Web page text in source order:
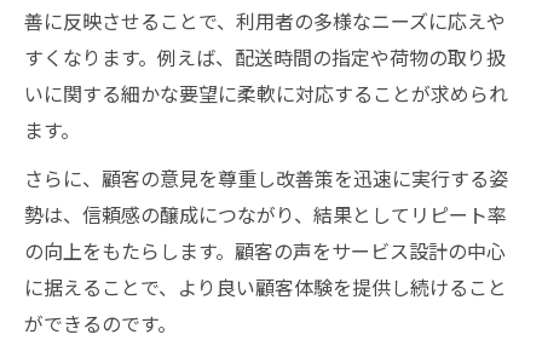
軽貨物業界で顧客満足度を高める方法
軽貨物業界で顧客満足度を高める実践術
顧客満足度向上へ軽貨物現場の取り組み
軽貨物業界の満足度向上に役立つ工夫点
リピーター獲得につながる軽貨物の工夫
行動で伝える軽貨物ドライバーの真心
軽貨物ドライバーが実践する真心対応術
善に反映させることで、利用者の多様なニーズに応えや
すくなります。例えば、配送時間の指定や荷物の取り扱
いに関する細かな要望に柔軟に対応することが求められ
ます。
さらに、顧客の意見を尊重し改善策を迅速に実行する姿
勢は、信頼感の醸成につながり、結果としてリピート率
の向上をもたらします。顧客の声をサービス設計の中心
に据えることで、より良い顧客体験を提供し続けること
ができるのです。